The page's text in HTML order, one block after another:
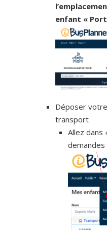
enfant «
Déposer
transport
Allez dans
demandes